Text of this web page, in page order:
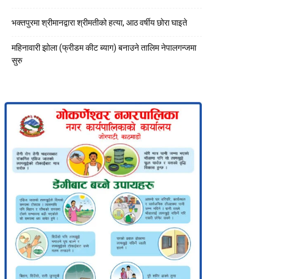
भक्तपुरमा श्रीमानद्वारा श्रीमतीको हत्या, आठ वर्षीय छोरा घाइते
महिनावारी झोला (फ्रीडम कीट ब्याग) बनाउने तालिम नेपालगन्जमा
सुरु